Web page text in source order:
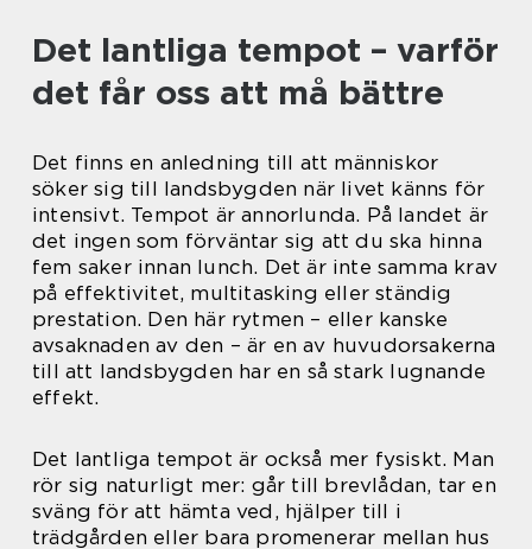
Det lantliga tempot – varför
det får oss att må bättre
Det finns en anledning till att människor
söker sig till landsbygden när livet känns för
intensivt. Tempot är annorlunda. På landet är
det ingen som förväntar sig att du ska hinna
fem saker innan lunch. Det är inte samma krav
på effektivitet, multitasking eller ständig
prestation. Den här rytmen – eller kanske
avsaknaden av den – är en av huvudorsakerna
till att landsbygden har en så stark lugnande
effekt.
Det lantliga tempot är också mer fysiskt. Man
rör sig naturligt mer: går till brevlådan, tar en
sväng för att hämta ved, hjälper till i
trädgården eller bara promenerar mellan hus